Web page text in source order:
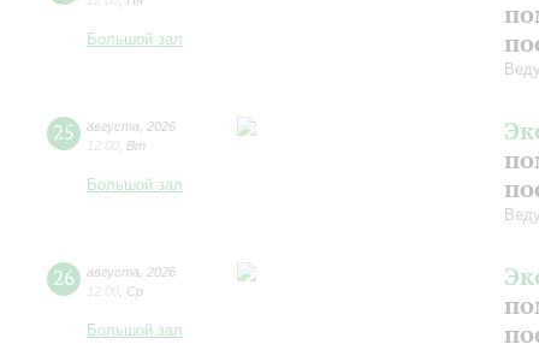
Большой зал
25 августа
2026
12:00 Вт
Большой зал
26 августа
2026
12:00 Ср
Большой зал